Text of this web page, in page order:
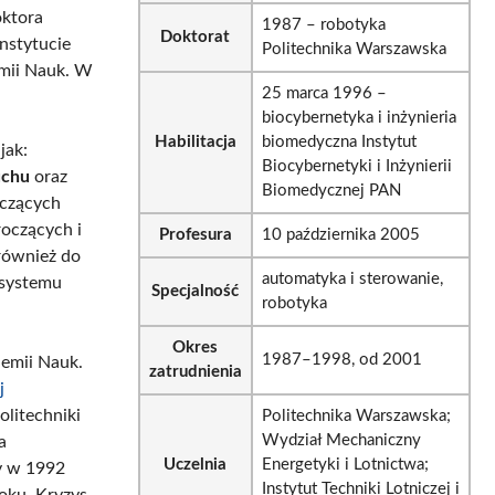
Nauk. W
oraz
i
do
Nauk.
w 1992
Doktorat
1987 – robotyka
Politechnika Warszawska
Habilitacja
25 marca 1996 –
biocybernetyka i inżynieria
biomedyczna Instytut
Biocybernetyki i Inżynierii
Biomedycznej PAN
Profesura 10 października 2005
Specjalność
automatyka i sterowanie,
robotyka
Okres
zatrudnienia
1987–1998, od 2001
Uczelnia
Politechnika Warszawska;
Wydział Mechaniczny
Energetyki i Lotnictwa;
Instytut Techniki Lotniczej i